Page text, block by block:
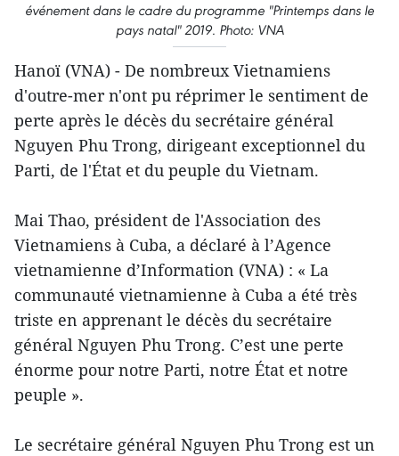
événement dans le cadre du programme "Printemps dans le
pays natal" 2019. Photo: VNA
Hanoï (VNA) - De nombreux Vietnamiens
d'outre-mer n'ont pu réprimer le sentiment de
perte après le décès du secrétaire général
Nguyen Phu Trong, dirigeant exceptionnel du
Parti, de l'État et du peuple du Vietnam.
Mai Thao, président de l'Association des
Vietnamiens à Cuba, a déclaré à l’Agence
vietnamienne d’Information (VNA) : « La
communauté vietnamienne à Cuba a été très
triste en apprenant le décès du secrétaire
général Nguyen Phu Trong. C’est une perte
énorme pour notre Parti, notre État et notre
peuple ».
Le secrétaire général Nguyen Phu Trong est un